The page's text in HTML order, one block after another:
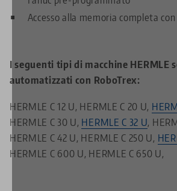
Accesso alla memoria completa
I seguenti tipi di macchine HERMLE
automatizzati con RoboTrex:
HERMLE C 12 U, HERMLE C 20 U,
HERMLE C 30 U, HERMLE C 32 U,
HERMLE C 42 U, HERMLE C 250 U,
HERMLE C 600 U, HERMLE C 650 U,